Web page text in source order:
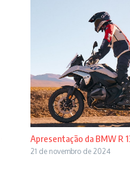
Apresentação da BMW R
21 de novembro de 2024